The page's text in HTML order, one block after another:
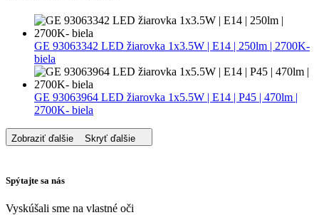
GE 93063342 LED žiarovka 1x3.5W | E14 | 250lm | 2700K-
biela
GE 93063964 LED žiarovka 1x5.5W | E14 | P45 | 470lm |
2700K- biela
Zobraziť ďalšie Skryť ďalšie
Spýtajte sa nás
Vyskúšali sme na vlastné oči